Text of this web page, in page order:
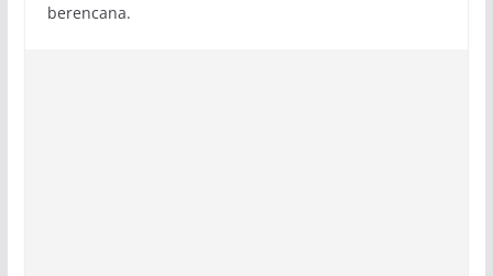
berencana.